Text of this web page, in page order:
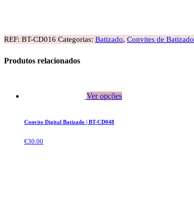
REF: BT-CD016 Categorias: Batizado, Convites de Batizado
Produtos relacionados
Ver opções
Convite Digital Batizado | BT-CD048
€30.00